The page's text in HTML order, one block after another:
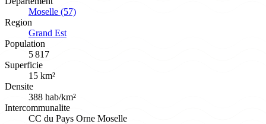
Moselle (57)
Region
Grand Est
Population
5 817
Superficie
15 km²
Densite
388 hab/km²
Intercommunalite
CC du Pays Orne Moselle